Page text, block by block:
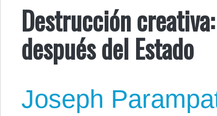
Destrucción
después del Estado
Joseph